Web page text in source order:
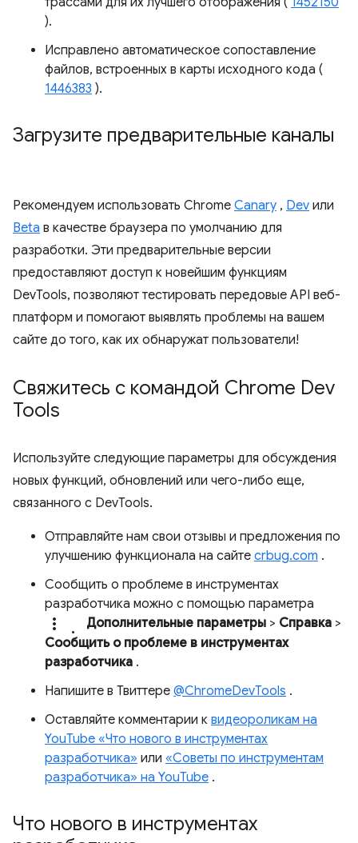
).
Исправлено автоматическое сопоставление
файлов, встроенных в карты исходного кода (
1446383 ).
Загрузите предварительные каналы
Рекомендуем использовать Chrome Canary , Dev или
Beta в качестве браузера по умолчанию для
разработки. Эти предварительные версии
предоставляют доступ к новейшим функциям
DevTools, позволяют тестировать передовые API веб-
платформ и помогают выявлять проблемы на вашем
сайте до того, как их обнаружат пользователи!
Свяжитесь с командой Chrome Dev
Tools
Используйте следующие параметры для обсуждения
новых функций, обновлений или чего-либо еще,
связанного с DevTools.
Отправляйте нам свои отзывы и предложения по
улучшению функционала на сайте crbug.com .
Сообщить о проблеме в инструментах
разработчика можно с помощью параметра
more_vert. Дополнительные параметры > Справка >
Сообщить о проблеме в инструментах
разработчика .
Напишите в Твиттере @ChromeDevTools .
Оставляйте комментарии к видеороликам на
YouTube «Что нового в инструментах
разработчика» или «Советы по инструментам
разработчика» на YouTube .
Что нового в инструментах